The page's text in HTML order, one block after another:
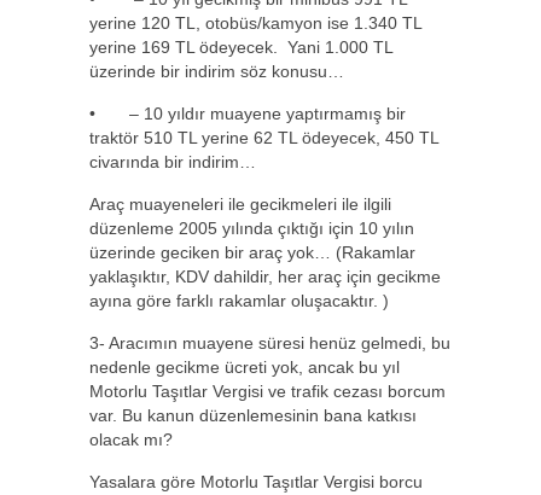
yerine 120 TL, otobüs/kamyon ise 1.340 TL
yerine 169 TL ödeyecek. Yani 1.000 TL
üzerinde bir indirim söz konusu…
• – 10 yıldır muayene yaptırmamış bir
traktör 510 TL yerine 62 TL ödeyecek, 450 TL
civarında bir indirim…
Araç muayeneleri ile gecikmeleri ile ilgili
düzenleme 2005 yılında çıktığı için 10 yılın
üzerinde geciken bir araç yok… (Rakamlar
yaklaşıktır, KDV dahildir, her araç için gecikme
ayına göre farklı rakamlar oluşacaktır. )
3- Aracımın muayene süresi henüz gelmedi, bu
nedenle gecikme ücreti yok, ancak bu yıl
Motorlu Taşıtlar Vergisi ve trafik cezası borcum
var. Bu kanun düzenlemesinin bana katkısı
olacak mı?
Yasalara göre Motorlu Taşıtlar Vergisi borcu